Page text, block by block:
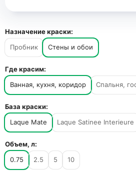
Назначение краски:
Пробник
Стены и обои
Где красим:
Ванная, кухня, коридор
Спальня,
База краски:
Laque Mate
Laque Satinee Interieure
Объем, л:
0.75
2.5 5 10